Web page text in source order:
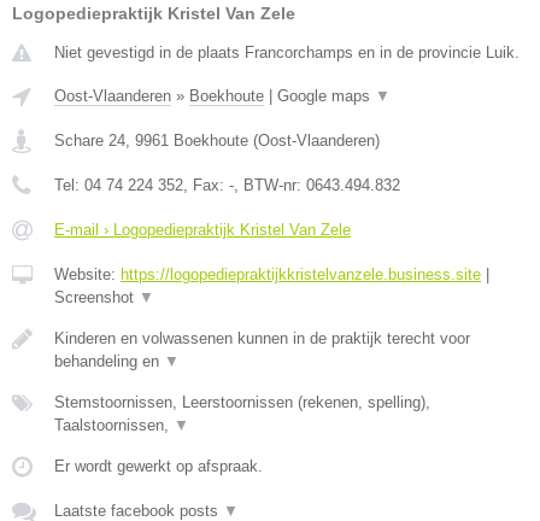
Logopediepraktijk Kristel Van Zele
Niet gevestigd in de plaats Francorchamps en in de provincie Luik.
Oost-Vlaanderen » Boekhoute Google maps ▼
Schare 24, 9961 Boekhoute (Oost-Vlaanderen)
Tel: 04 74 224 352, Fax: -, BTW-nr: 0643.494.832
E-mail › Logopediepraktijk Kristel Van Zele
Website: https://logopediepraktijkkristelvanzele.business.site
Screenshot ▼
Kinderen en volwassenen kunnen in de praktijk terecht voor
behandeling en ▼
Stemstoornissen, Leerstoornissen (rekenen, spelling),
Taalstoornissen, ▼
Er wordt gewerkt op afspraak.
Laatste facebook posts ▼